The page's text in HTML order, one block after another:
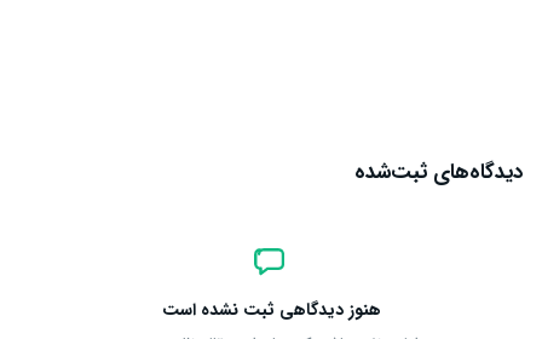
دیدگاه‌های ثبت‌شده
هنوز دیدگاهی ثبت نشده است